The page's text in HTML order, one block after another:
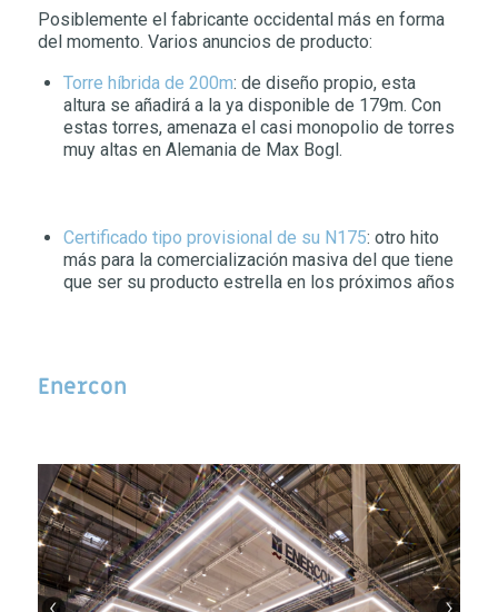
Posiblemente el fabricante occidental más en forma
del momento. Varios anuncios de producto:
Torre híbrida de 200m: de diseño propio, esta
altura se añadirá a la ya disponible de 179m. Con
estas torres, amenaza el casi monopolio de torres
muy altas en Alemania de Max Bogl.
Certificado tipo provisional de su N175: otro hito
más para la comercialización masiva del que tiene
que ser su producto estrella en los próximos años
Enercon